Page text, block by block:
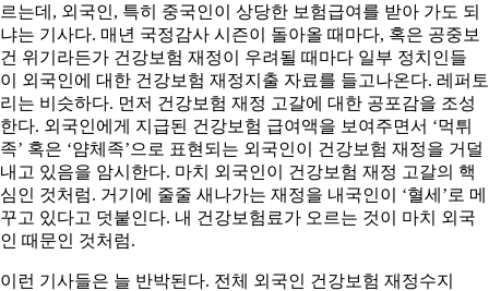
르는데, 외국인, 특히 중국인이 상당한 보험급여를 받아 가도 되
냐는 기사다. 매년 국정감사 시즌이 돌아올 때마다, 혹은 공중보
건 위기라든가 건강보험 재정이 우려될 때마다 일부 정치인들
이 외국인에 대한 건강보험 재정지출 자료를 들고나온다. 레퍼토
리는 비슷하다. 먼저 건강보험 재정 고갈에 대한 공포감을 조성
한다. 외국인에게 지급된 건강보험 급여액을 보여주면서 ‘먹튀
족’ 혹은 ‘얌체족’으로 표현되는 외국인이 건강보험 재정을 거덜
내고 있음을 암시한다. 마치 외국인이 건강보험 재정 고갈의 핵
심인 것처럼. 거기에 줄줄 새나가는 재정을 내국인이 ‘혈세’로 메
꾸고 있다고 덧붙인다. 내 건강보험료가 오르는 것이 마치 외국
인 때문인 것처럼.
이런 기사들은 늘 반박된다. 전체 외국인 건강보험 재정수지